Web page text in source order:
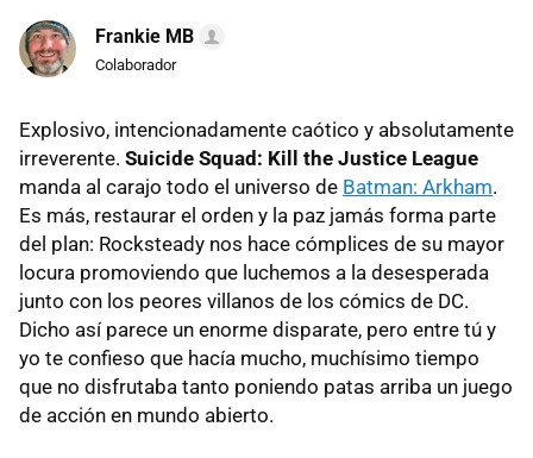
Frankie MB
Colaborador
Explosivo, intencionadamente caótico y absolutamente
irreverente. Suicide Squad: Kill the Justice League
manda al carajo todo el universo de Batman: Arkham.
Es más, restaurar el orden y la paz jamás forma parte
del plan: Rocksteady nos hace cómplices de su mayor
locura promoviendo que luchemos a la desesperada
junto con los peores villanos de los cómics de DC.
Dicho así parece un enorme disparate, pero entre tú y
yo te confieso que hacía mucho, muchísimo tiempo
que no disfrutaba tanto poniendo patas arriba un juego
de acción en mundo abierto.